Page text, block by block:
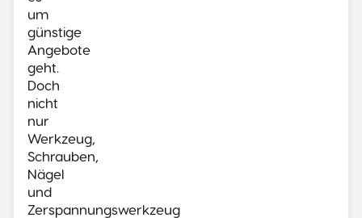
um
günstige
Angebote
geht.
Doch
nicht
nur
Werkzeug,
Schrauben,
Nägel
und
Zerspannungswerkzeug